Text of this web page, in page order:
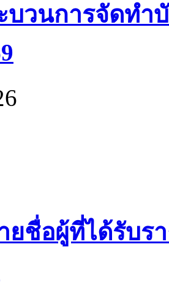
บวนการจัดทำ
ยชื่อผู้ที่ได้รับ